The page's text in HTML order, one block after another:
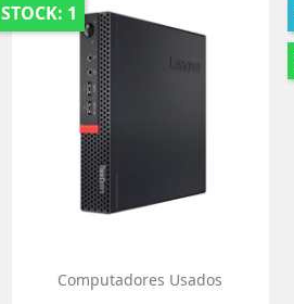
STOCK: 1
Computadores Usados